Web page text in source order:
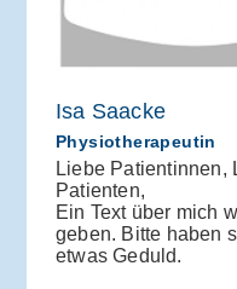
Isa Saacke
Physiotherapeutin
Liebe Patientinnen,
Patienten,
Ein Text über mich
geben. Bitte haben
etwas